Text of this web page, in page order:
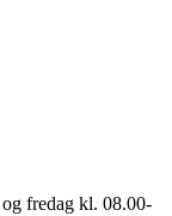
fredag kl. 08.00-